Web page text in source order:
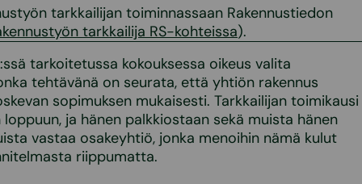
tarkkailijan toiminnassaan Rakennustiedon
tarkkailija RS-kohteissa).
tarkoitetussa kokouksessa oikeus valita
tehtävänä on seurata, että yhtiön rakennus
sopimuksen mukaisesti. Tarkkailijan toimikausi
ja hänen palkkiostaan sekä muista hänen
vastaa osakeyhtiö, jonka menoihin nämä kulut
riippumatta.